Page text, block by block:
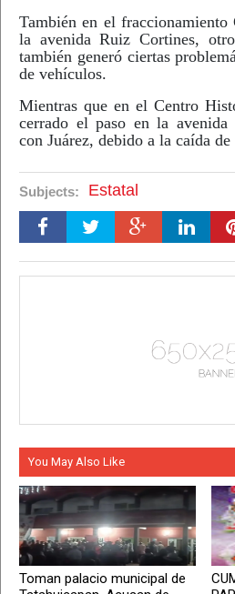
También en el fraccionamiento
la avenida Ruiz Cortines,
también generó ciertas
de vehículos.
Mientras que en el Centro
cerrado el paso en la avenida
con Juárez, debido a la caída
Subjects: Estatal
You May Also Like
Toman palacio municipal de